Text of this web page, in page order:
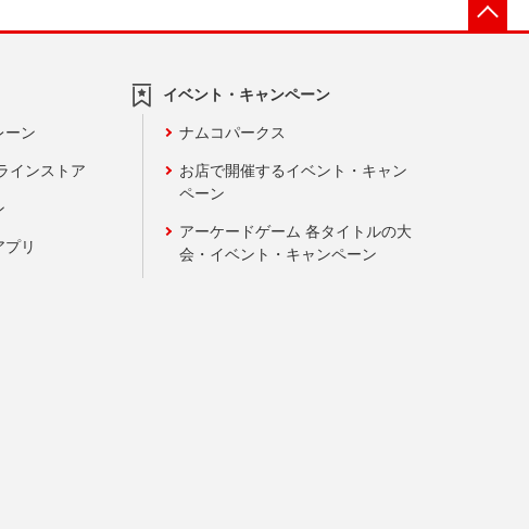
ーン
インストア
リ
イベント・キャンペーン
ナムコパークス
お店で開催するイベント・キャン
ペーン
アーケードゲーム 各タイトルの大
会・イベント・キャンペーン